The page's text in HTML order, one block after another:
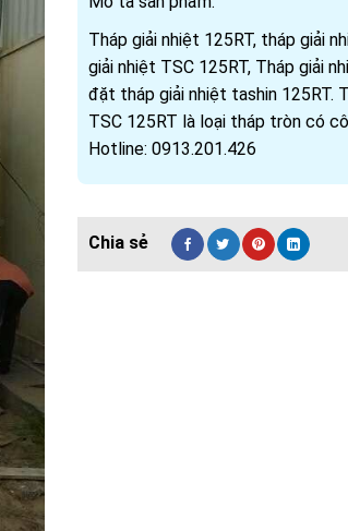
Tháp giải nhiệt 125RT, tháp giải
giải nhiệt TSC 125RT, Tháp giải
đặt tháp giải nhiệt tashin 125RT.
TSC 125RT là loại tháp tròn có
Hotline: 0913.201.426